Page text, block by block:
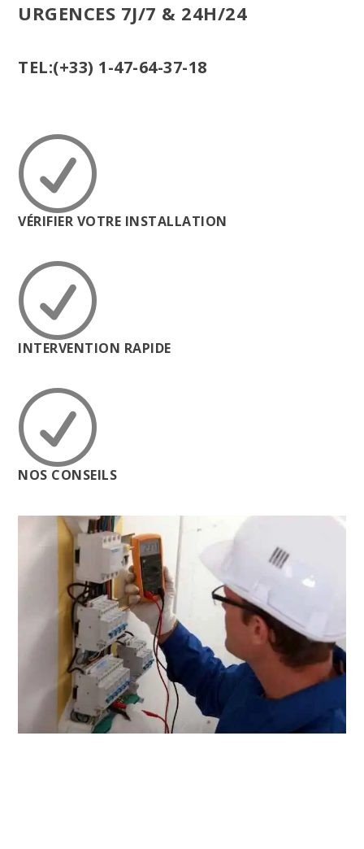
URGENCES 7J/7 & 24H/24
TEL:(+33) 1-47-64-37-18
R
VÉRIFIER VOTRE INSTALLATION
R
INTERVENTION RAPIDE
R
NOS CONSEILS